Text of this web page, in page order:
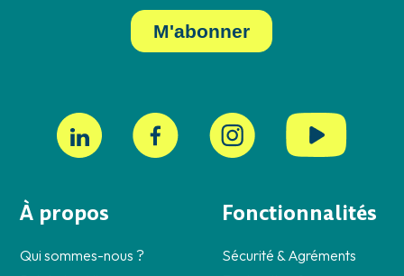
À propos
Qui sommes-nous ?
Fonctionnalités
Sécurité & Agréments